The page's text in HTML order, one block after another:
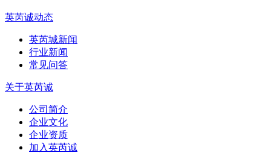
英芮诚动态
英芮城新闻
行业新闻
常见问答
关于英芮诚
公司简介
企业文化
企业资质
加入英芮诚